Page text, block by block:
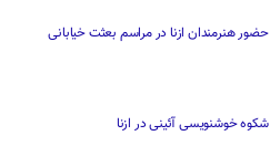
حضور هنرمندان ازنا در مراسم بعثت خیابانی
شکوه خوشنویسی آئینی در ازنا